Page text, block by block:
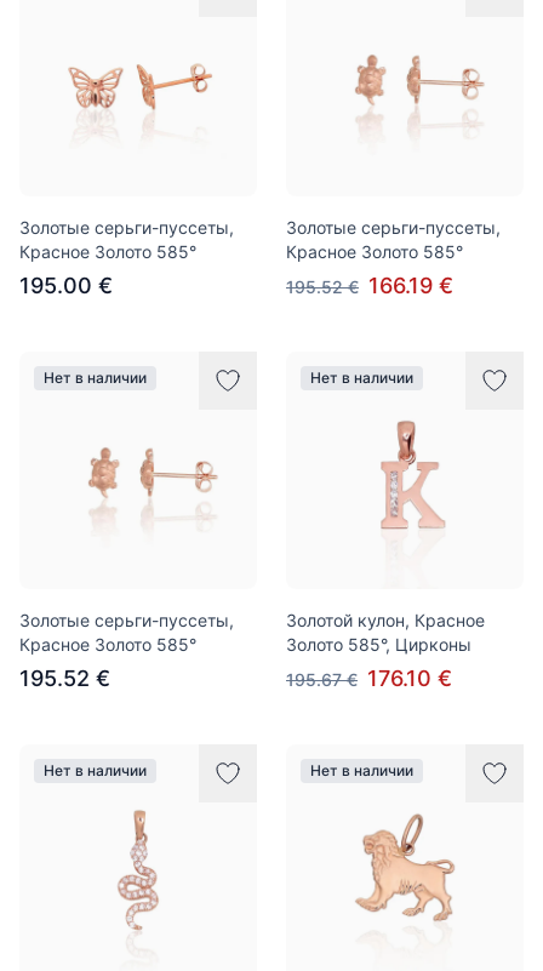
Золотые серьги-пуссеты,
Красное Золото 585°
195.00 €
Золотые серьги-пуссеты,
Красное Золото 585°
195.52 € 166.19 €
Нет в наличии
Золотые серьги-пуссеты,
Красное Золото 585°
195.52 €
Нет в наличии
Золотой кулон, Красное
Золото 585°, Цирконы
195.67 € 176.10 €
Нет в наличии Нет в наличии